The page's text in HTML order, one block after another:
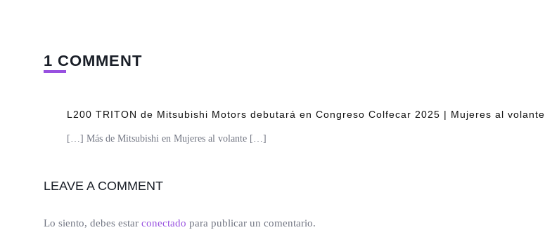
1 COMMENT
L200 TRITON de Mitsubishi Motors debutará en Congreso Colfecar 2025 | Mujeres al volante
[…] Más de Mitsubishi en Mujeres al volante […]
LEAVE A COMMENT
Lo siento, debes estar conectado para publicar un comentario.